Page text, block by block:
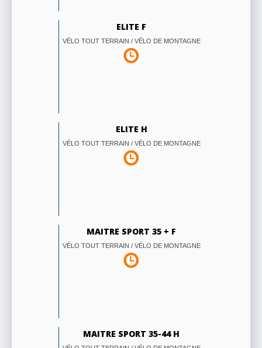
ELITE F
VÉLO TOUT TERRAIN / VÉLO DE MONTAGNE
ELITE H
VÉLO TOUT TERRAIN / VÉLO DE MONTAGNE
MAITRE SPORT 35 + F
VÉLO TOUT TERRAIN / VÉLO DE MONTAGNE
MAITRE SPORT 35-44 H